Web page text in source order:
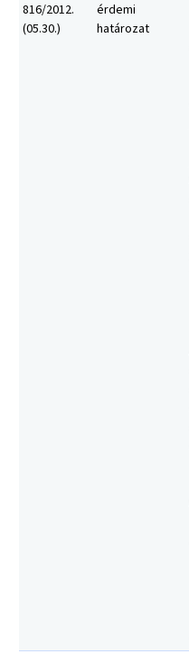
816/2012.
(05.30.)
érdemi
határozat